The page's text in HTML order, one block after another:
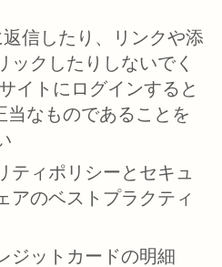
信したり、リンクや添
ックしたりしないでく
イトにログインすると
当なものであることを
ティポリシーとセキュ
アのベストプラクティ
ジットカードの明細